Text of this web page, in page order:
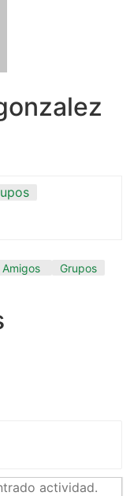
Amigos Grupos
actividad.